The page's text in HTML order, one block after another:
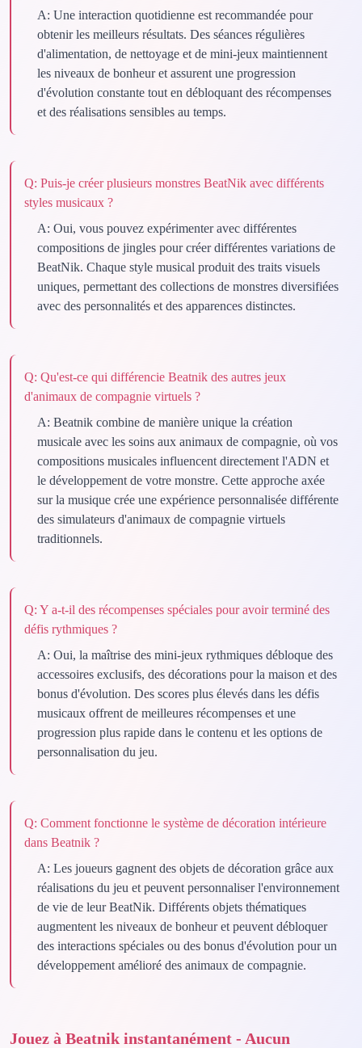
A: Une interaction quotidienne est recommandée pour
obtenir les meilleurs résultats. Des séances régulières
d'alimentation, de nettoyage et de mini-jeux maintiennent
les niveaux de bonheur et assurent une progression
d'évolution constante tout en débloquant des récompenses
et des réalisations sensibles au temps.
Q: Puis-je créer plusieurs monstres BeatNik avec différents
styles musicaux ?
A: Oui, vous pouvez expérimenter avec différentes
compositions de jingles pour créer différentes variations de
BeatNik. Chaque style musical produit des traits visuels
uniques, permettant des collections de monstres diversifiées
avec des personnalités et des apparences distinctes.
Q: Qu'est-ce qui différencie Beatnik des autres jeux
d'animaux de compagnie virtuels ?
A: Beatnik combine de manière unique la création
musicale avec les soins aux animaux de compagnie, où vos
compositions musicales influencent directement l'ADN et
le développement de votre monstre. Cette approche axée
sur la musique crée une expérience personnalisée différente
des simulateurs d'animaux de compagnie virtuels
traditionnels.
Q: Y a-t-il des récompenses spéciales pour avoir terminé des
défis rythmiques ?
A: Oui, la maîtrise des mini-jeux rythmiques débloque des
accessoires exclusifs, des décorations pour la maison et des
bonus d'évolution. Des scores plus élevés dans les défis
musicaux offrent de meilleures récompenses et une
progression plus rapide dans le contenu et les options de
personnalisation du jeu.
Q: Comment fonctionne le système de décoration intérieure
dans Beatnik ?
A: Les joueurs gagnent des objets de décoration grâce aux
réalisations du jeu et peuvent personnaliser l'environnement
de vie de leur BeatNik. Différents objets thématiques
augmentent les niveaux de bonheur et peuvent débloquer
des interactions spéciales ou des bonus d'évolution pour un
développement amélioré des animaux de compagnie.
Jouez à Beatnik instantanément - Aucun